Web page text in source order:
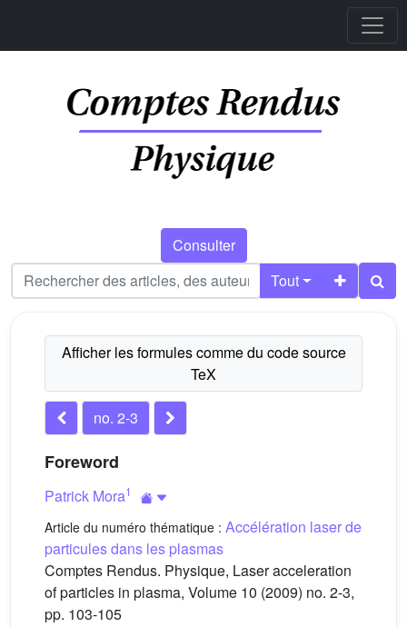
Consulter
Tout
no. 2-3
Foreword
Patrick Mora1
Article du numéro thématique : Accélération laser de
particules dans les plasmas
Comptes Rendus. Physique, Laser acceleration
of particles in plasma, Volume 10 (2009) no. 2-3,
pp. 103-105